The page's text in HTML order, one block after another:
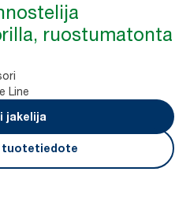
ruostumatonta
Line
jakelija
tuotetiedote